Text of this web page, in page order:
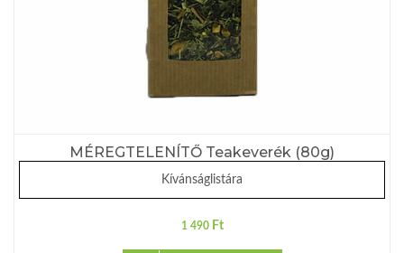
MÉREGTELENÍTŐ Teakeverék (80g)
Kívánságlistára
1 490 Ft